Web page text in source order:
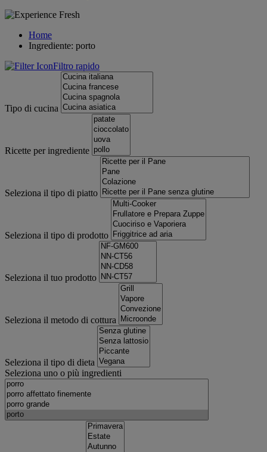
Home
Ingrediente: porto
Filtro rapido
Tipo di cucina
Ricette per ingrediente
Seleziona il tipo di piatto
Seleziona il tipo di prodotto
Seleziona il tuo prodotto
Seleziona il metodo di cottura
Seleziona il tipo di dieta
Seleziona uno o più ingredienti